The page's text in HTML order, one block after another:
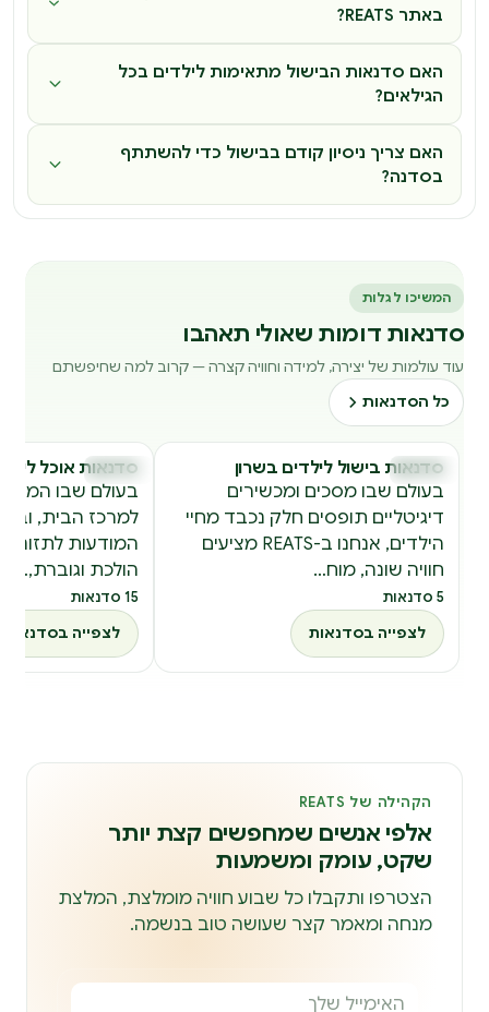
באתר REATS?
האם סדנאות הבישול מתאימות לילדים בכל
הגילאים?
האם צריך ניסיון קודם בבישול כדי להשתתף
בסדנה?
המשיכו לגלות
סדנאות דומות שאולי תאהבו
עוד עולמות של יצירה, למידה וחוויה קצרה — קרוב למה שחיפשתם
כל הסדנאות
ס
סדנאות
סדנאות בישול לילדים בשרון
בעולם שבו מסכים ומכשירים
דיגיטליים תופסים חלק נכבד מחיי
הילדים, אנחנו ב-REATS מציעים
חוויה שונה, מוח…
5 סדנאות
לצפייה בסדנאות
ס
סדנאות
סדנאות אוכל
בעולם שבו
למרכז הבית,
המודעות לתזונה
הולכת וגוברת,…
15 סדנאות
לצפייה בסדנאות
הקהילה של REATS
אלפי אנשים שמחפשים קצת יותר
שקט, עומק ומשמעות
הצטרפו ותקבלו כל שבוע חוויה מומלצת, המלצת
מנחה ומאמר קצר שעושה טוב בנשמה.